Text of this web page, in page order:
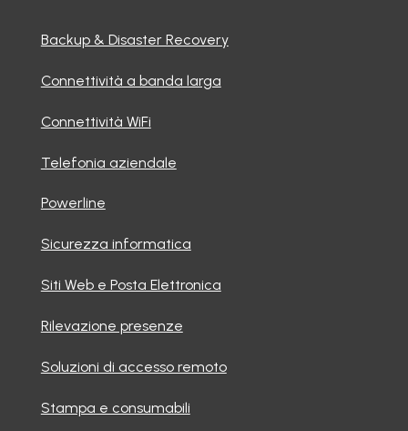
Backup & Disaster Recovery
Connettività a banda larga
Connettività WiFi
Telefonia aziendale
Powerline
Sicurezza informatica
Siti Web e Posta Elettronica
Rilevazione presenze
Soluzioni di accesso remoto
Stampa e consumabili